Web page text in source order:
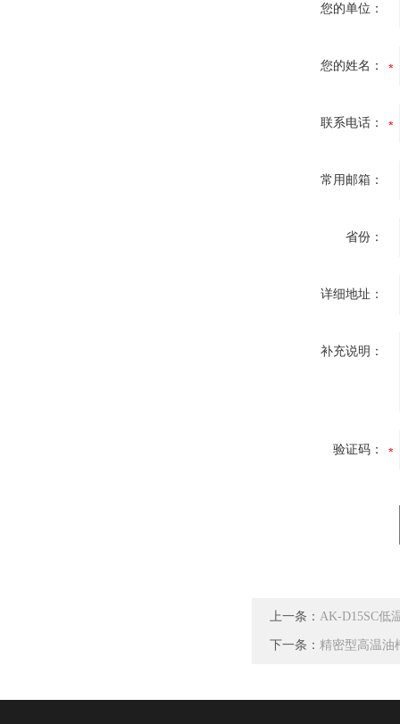
您的单位：
您的姓名：
联系电话：
常用邮箱：
省份：
详细地址：
补充说明：
验证码：
上一条： AK-D15SC低
下一条： 精密型高温油